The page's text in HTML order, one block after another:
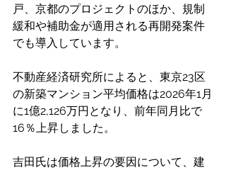
戸、京都のプロジェクトのほか、規制
緩和や補助金が適用される再開発案件
でも導入しています。
不動産経済研究所によると、東京23区
の新築マンション平均価格は2026年1月
に1億2,126万円となり、前年同月比で
16％上昇しました。
吉田氏は価格上昇の要因について、建